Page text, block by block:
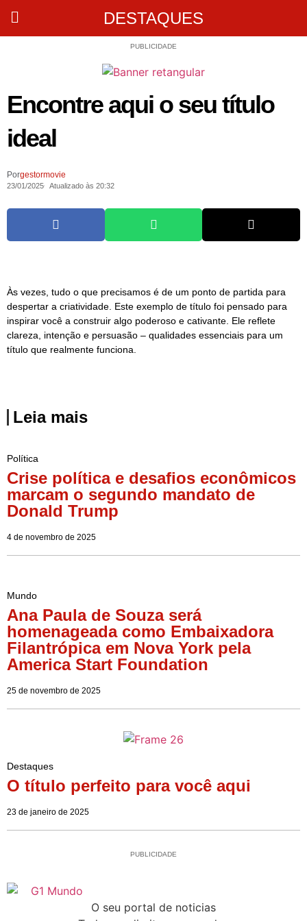
DESTAQUES
PUBLICIDADE
Encontre aqui o seu título
ideal
Porgestormovie
23/01/2025 Atualizado às 20:32
Às vezes, tudo o que precisamos é de um ponto de partida para
despertar a criatividade. Este exemplo de título foi pensado para
inspirar você a construir algo poderoso e cativante. Ele reflete
clareza, intenção e persuasão – qualidades essenciais para um
título que realmente funciona.
Leia mais
Política
Crise política e desafios econômicos
marcam o segundo mandato de
Donald Trump
4 de novembro de 2025
Mundo
Ana Paula de Souza será
homenageada como Embaixadora
Filantrópica em Nova York pela
America Start Foundation
25 de novembro de 2025
Destaques
O título perfeito para você aqui
23 de janeiro de 2025
PUBLICIDADE
O seu portal de noticias